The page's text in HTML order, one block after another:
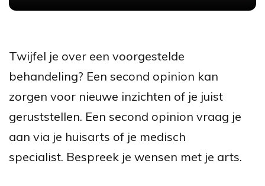
Twijfel je over een voorgestelde
behandeling? Een second opinion kan
zorgen voor nieuwe inzichten of je juist
geruststellen. Een second opinion vraag je
aan via je huisarts of je medisch
specialist. Bespreek je wensen met je arts.